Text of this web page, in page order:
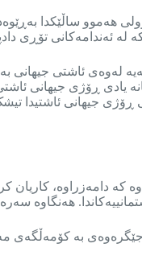
جیهانی ئاشتی کە لە ٢١ی
لە ئەندامەکانی تۆڕی
لەوەی ئاشتی جیهانی
یادی ڕۆژی جیهانی
جیهانی ئاشتیدا
دادپەروەری بەندییەکان لە
هەنگاوە
سزا جێگرەوەی بە